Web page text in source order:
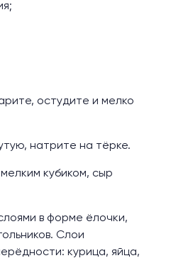
остудите и мелко
натрите на тёрке.
кубиком, сыр
в форме ёлочки,
Слои
курица, яйца,